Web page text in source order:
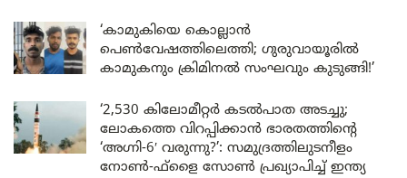
‘കാമുകിയെ കൊല്ലാൻ
പെൺവേഷത്തിലെത്തി; ഗുരുവായൂരിൽ
കാമുകനും ക്രിമിനൽ സംഘവും കുടുങ്ങി!’
‘2,530 കിലോമീറ്റർ കടൽപാത അടച്ചു;
ലോകത്തെ വിറപ്പിക്കാൻ ഭാരതത്തിന്റെ
‘അഗ്നി-6′ വരുന്നു?’: സമുദ്രത്തിലുടനീളം
നോൺ-ഫ്ളൈ സോൺ പ്രഖ്യാപിച്ച് ഇന്ത്യ